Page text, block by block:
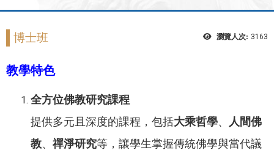
瀏覽人次: 3163
博士班
教學特色
全方位佛教研究課程
提供多元且深度的課程，包括大乘哲學、 人間佛
教、 禪淨研究等，讓學生掌握傳統佛學與當代議